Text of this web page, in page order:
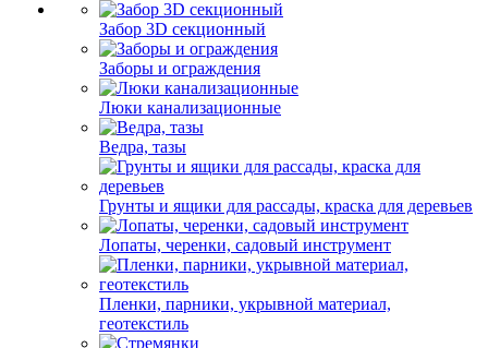
Забор 3D секционный
Заборы и ограждения
Люки канализационные
Ведра, тазы
Грунты и ящики для рассады, краска для деревьев
Лопаты, черенки, садовый инструмент
Пленки, парники, укрывной материал,
геотекстиль